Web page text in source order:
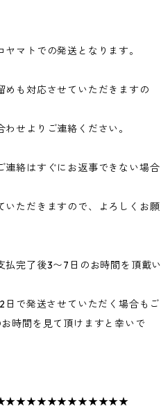
マトでの発送となります。
めも対応させていただきますの
せよりご連絡ください。
連絡はすぐにお返事できない場合
いただきますので、よろしくお願
払完了後3〜7日のお時間を頂戴い
日で発送させていただく場合もご
時間を見て頂けますと幸いで